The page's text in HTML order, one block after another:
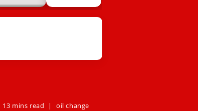
13 mins read oil change